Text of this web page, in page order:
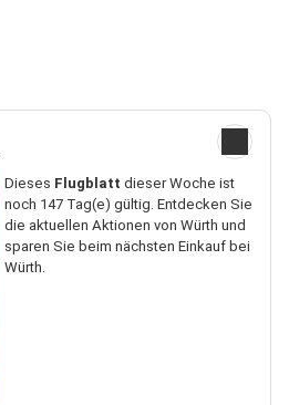
Dieses Flugblatt dieser Woche ist
noch 147 Tag(e) gültig. Entdecken Sie
die aktuellen Aktionen von Würth und
sparen Sie beim nächsten Einkauf bei
Würth.